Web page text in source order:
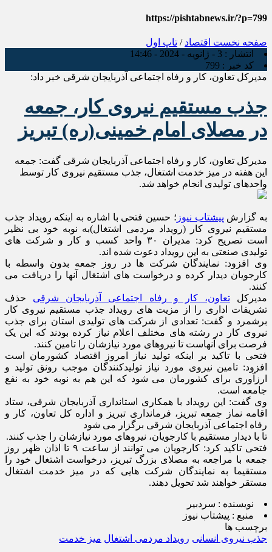
https://pishtabnews.ir/?p=799
صفحه نخست اقتصاد / تاپ اول
انتشار : 3 - ژانویه - 2024 - 14:46
کد خبر : 799
مدیرکل تعاون، کار و رفاه اجتماعی آذربایجان شرقی خبر داد:
جذب مستقیم نیروی کار، جمعه
در مصلای امام خمینی(ره) تبریز
مدیرکل تعاون، کار و رفاه اجتماعی آذربایجان شرقی گفت: جمعه
این هفته در میز خدمت اشتغال، جذب مستقیم نیروی کار توسط
واحدهای تولیدی انجام خواهد شد.
به گزارش پیشتاب نیوز ؛ حسین فتحی با اشاره به اینکه رویداد جذب
مستقیم نیروی کار (رویداد مردمی اشتغال)به نوبه خود بی نظیر
است تصریح کرد: مدیران ۳۰ واحد کسب و کار و شرکت های
تولیدی صنعتی به این رویداد دعوت شده اند.
وی افزود: نمایندگان شرکت ها در روز جمعه بدون‌ واسطه با
کارجویان دیدار کرده و درخواست های اشتغال آنها را دریافت می
کنند.
مدیرکلتعاون، کار و رفاه اجتماعی آذربایجان شرقی حذف
تشریفات اداری را از مزیت های رویداد جذب مستقیم نیروی کار
برشمرد و گفت: تعدادی از شرکت های تولیدی استان برای جذب
نیروی کار در رشته های مختلف اعلام نیاز کرده بودند که این یک
فرصت برای آنهاست تا نیروهای مورد نیازشان را تامین کنند.
فتحی با تاکید بر اینکه تولید نیاز امروز اقتصاد کشورمان است
افزود: تامین نیروی مورد نیاز تولیدکنندگان موجب رونق تولید و
ارزآوری برای کشورمان می شود که این هم به نوبه خود به نفع
جامعه است.
وی گفت: این رویداد با همکاری استانداری آذربایجان شرقی، ستاد
اقامه نماز جمعه تبریز، فرمانداری تبریز و اداره کل تعاون، کار و
رفاه اجتماعی آذربایجان شرقی برگزار می شود
تا با دیدار مستقیم با کارجویان، نیروهای مورد نیازشان را جذب کنند.
فتحی تاکید کرد: کارجویان می توانند از ساعت ۹ تا اذان ظهر روز
جمعه با مراجعه به مصلای بزرگ تبریز، درخواست اشتغال خود را
مستقیما به نمایندگان شرکت هایی که در میز خدمت اشتغال
مستقر خواهند شد تحویل دهند.
نویسنده : سردبیر
منبع : پیشتاب نیوز
برچسب ها
جذب نیروی انسانی رویداد مردمی اشتغال میز خدمت